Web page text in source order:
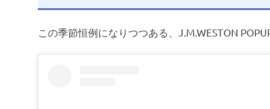
この季節恒例になりつつある、J.M.WESTON